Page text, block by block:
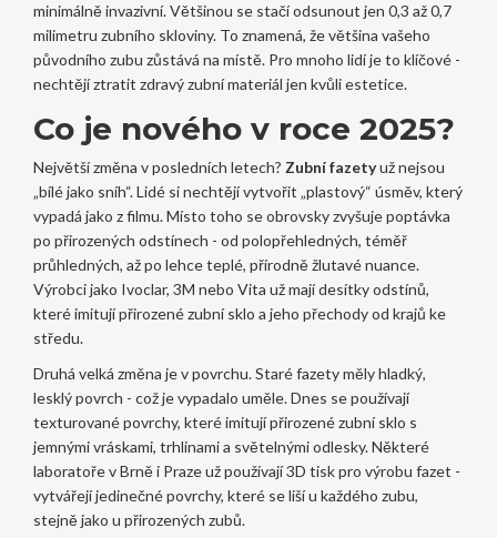
minimálně invazivní. Většinou se stačí odsunout jen 0,3 až 0,7
milimetru zubního skloviny. To znamená, že většina vašeho
původního zubu zůstává na místě. Pro mnoho lidí je to klíčové -
nechtějí ztratit zdravý zubní materiál jen kvůli estetice.
Co je nového v roce 2025?
Největší změna v posledních letech? Zubní fazetyuž nejsou
„bílé jako sníh“. Lidé si nechtějí vytvořit „plastový“ úsměv, který
vypadá jako z filmu. Místo toho se obrovsky zvyšuje poptávka
po přirozených odstínech - od polopřehledných, téměř
průhledných, až po lehce teplé, přírodně žlutavé nuance.
Výrobci jako Ivoclar, 3M nebo Vita už mají desítky odstínů,
které imitují přirozené zubní sklo a jeho přechody od krajů ke
středu.
Druhá velká změna je v povrchu. Staré fazety měly hladký,
lesklý povrch - což je vypadalo uměle. Dnes se používají
texturované povrchy, které imitují přirozené zubní sklo s
jemnými vráskami, trhlinami a světelnými odlesky. Některé
laboratoře v Brně i Praze už používají 3D tisk pro výrobu fazet -
vytvářejí jedinečné povrchy, které se liší u každého zubu,
stejně jako u přirozených zubů.